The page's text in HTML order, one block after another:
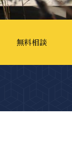
無料相談